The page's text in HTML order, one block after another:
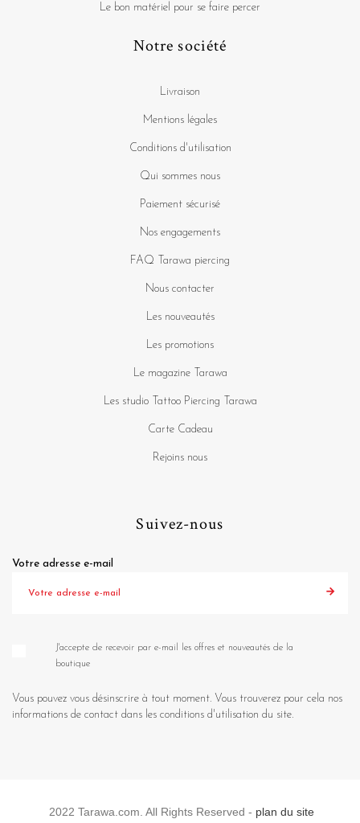
Le bon matériel pour se faire percer
Notre société
Livraison
Mentions légales
Conditions d'utilisation
Qui sommes nous
Paiement sécurisé
Nos engagements
FAQ Tarawa piercing
Nous contacter
Les nouveautés
Les promotions
Le magazine Tarawa
Les studio Tattoo Piercing Tarawa
Carte Cadeau
Rejoins nous
Suivez-nous
Votre adresse e-mail
J'accepte de recevoir par e-mail les offres et nouveautés de la
boutique
Vous pouvez vous désinscrire à tout moment. Vous trouverez pour cela nos
informations de contact dans les conditions d'utilisation du site.
2022 Tarawa.com. All Rights Reserved - plan du site